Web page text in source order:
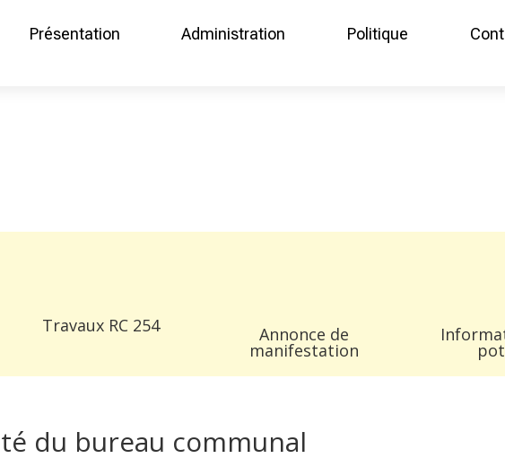
Présentation Administration Politique
Travaux RC 254 Annonce de
manifestation
du bureau communal